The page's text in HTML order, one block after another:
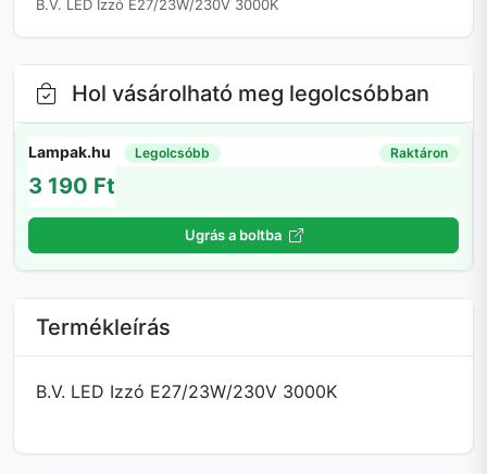
B.V. LED Izzó E27/23W/230V 3000K
Hol vásárolható meg legolcsóbban
Lampak.hu Legolcsóbb Raktáron
3 190 Ft
Ugrás a boltba
Termékleírás
B.V. LED Izzó E27/23W/230V 3000K